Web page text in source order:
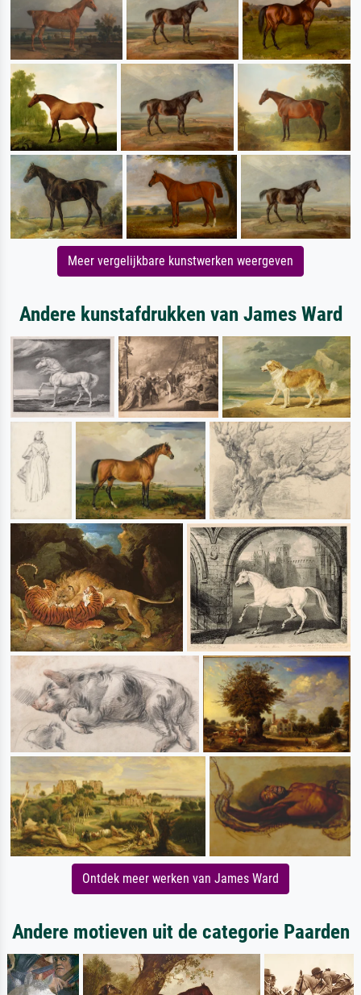
Meer vergelijkbare kunstwerken weergeven
Andere kunstafdrukken van James Ward
Ontdek meer werken van James Ward
Andere motieven uit de categorie Paarden